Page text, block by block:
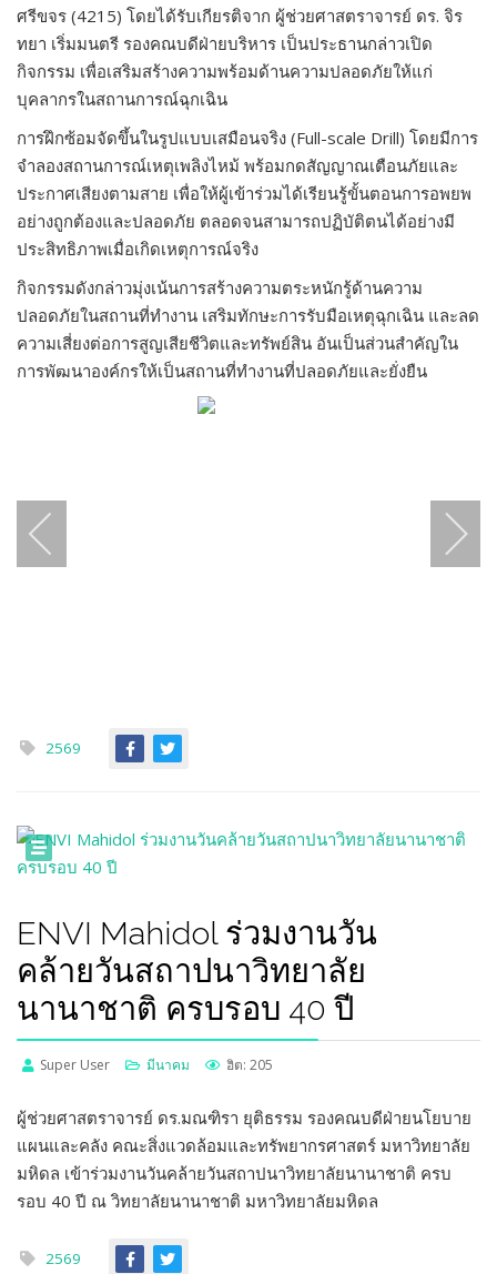
ศรีขจร (4215) โดยได้รับเกียรติจาก ผู้ช่วยศาสตราจารย์ ดร. จิร
ทยา เริ่มมนตรี รองคณบดีฝ่ายบริหาร เป็นประธานกล่าวเปิด
กิจกรรม เพื่อเสริมสร้างความพร้อมด้านความปลอดภัยให้แก่
บุคลากรในสถานการณ์ฉุกเฉิน
การฝึกซ้อมจัดขึ้นในรูปแบบเสมือนจริง (Full-scale Drill) โดยมีการ
จำลองสถานการณ์เหตุเพลิงไหม้ พร้อมกดสัญญาณเตือนภัยและ
ประกาศเสียงตามสาย เพื่อให้ผู้เข้าร่วมได้เรียนรู้ขั้นตอนการอพยพ
อย่างถูกต้องและปลอดภัย ตลอดจนสามารถปฏิบัติตนได้อย่างมี
ประสิทธิภาพเมื่อเกิดเหตุการณ์จริง
กิจกรรมดังกล่าวมุ่งเน้นการสร้างความตระหนักรู้ด้านความ
ปลอดภัยในสถานที่ทำงาน เสริมทักษะการรับมือเหตุฉุกเฉิน และลด
ความเสี่ยงต่อการสูญเสียชีวิตและทรัพย์สิน อันเป็นส่วนสำคัญใน
การพัฒนาองค์กรให้เป็นสถานที่ทำงานที่ปลอดภัยและยั่งยืน
2569
ENVI Mahidol ร่วมงานวัน
คล้ายวันสถาปนาวิทยาลัย
นานาชาติ ครบรอบ 40 ปี
Super User มีนาคม ฮิต: 205
ผู้ช่วยศาสตราจารย์ ดร.มณฑิรา ยุติธรรม รองคณบดีฝ่ายนโยบาย
แผนและคลัง คณะสิ่งแวดล้อมและทรัพยากรศาสตร์ มหาวิทยาลัย
มหิดล เข้าร่วมงานวันคล้ายวันสถาปนาวิทยาลัยนานาชาติ ครบ
รอบ 40 ปี ณ วิทยาลัยนานาชาติ มหาวิทยาลัยมหิดล
2569